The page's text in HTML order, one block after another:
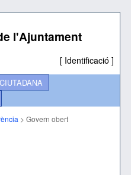
l'Ajuntament
[ Identificació ]
> Govern obert